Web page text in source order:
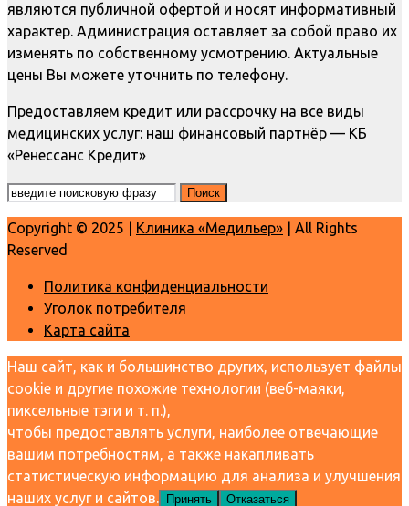
являются публичной офертой и носят информативный
характер. Администрация оставляет за собой право их
изменять по собственному усмотрению. Актуальные
цены Вы можете уточнить по телефону.
Предоставляем кредит или рассрочку на все виды
медицинских услуг: наш финансовый партнёр — КБ
«Ренессанс Кредит»
Copyright © 2025 | Клиника «Медильер» | All Rights
Reserved
Политика конфиденциальности
Уголок потребителя
Карта сайта
Наш сайт, как и большинство других, использует файлы
cookie и другие похожие технологии (веб-маяки,
пиксельные тэги и т. п.),
чтобы предоставлять услуги, наиболее отвечающие
вашим потребностям, а также накапливать
статистическую информацию для анализа и улучшения
наших услуг и сайтов.
Принять
Отказаться